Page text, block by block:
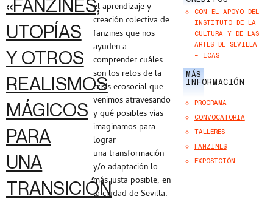
«FANZINES,
UTOPÍAS
Y OTROS
REALISMOS
MÁGICOS
PARA
UNA
TRANSICIÓN
el aprendizaje y
creación colectiva de
fanzines que nos
ayuden a
comprender cuáles
son los retos de la
crisis ecosocial que
venimos atravesando
y qué posibles vías
imaginamos para
lograr
una transformación
y/o adaptación lo
más justa posible, en
la ciudad de Sevilla.
CON EL APOYO DEL
INSTITUTO DE LA
CULTURA Y DE LAS
ARTES DE SEVILLA
– ICAS
MÁS
INFORMACIÓN
PROGRAMA
CONVOCATORIA
TALLERES
FANZINES
EXPOSICIÓN